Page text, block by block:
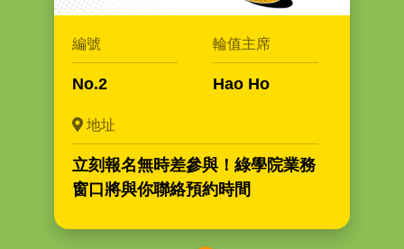
編號
No.2
輪值主席
Hao Ho
地址
立刻報名無時差參與！綠學院業務
窗口將與你聯絡預約時間